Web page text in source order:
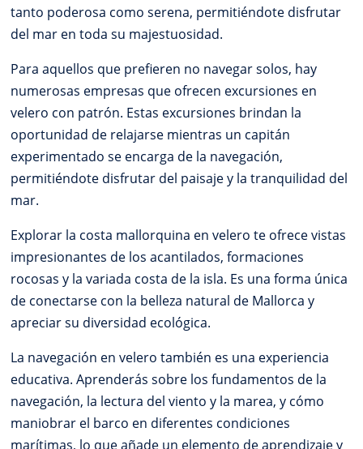
tanto poderosa como serena, permitiéndote disfrutar
del mar en toda su majestuosidad.
Para aquellos que prefieren no navegar solos, hay
numerosas empresas que ofrecen excursiones en
velero con patrón. Estas excursiones brindan la
oportunidad de relajarse mientras un capitán
experimentado se encarga de la navegación,
permitiéndote disfrutar del paisaje y la tranquilidad del
mar.
Explorar la costa mallorquina en velero te ofrece vistas
impresionantes de los acantilados, formaciones
rocosas y la variada costa de la isla. Es una forma única
de conectarse con la belleza natural de Mallorca y
apreciar su diversidad ecológica.
La navegación en velero también es una experiencia
educativa. Aprenderás sobre los fundamentos de la
navegación, la lectura del viento y la marea, y cómo
maniobrar el barco en diferentes condiciones
marítimas, lo que añade un elemento de aprendizaje y